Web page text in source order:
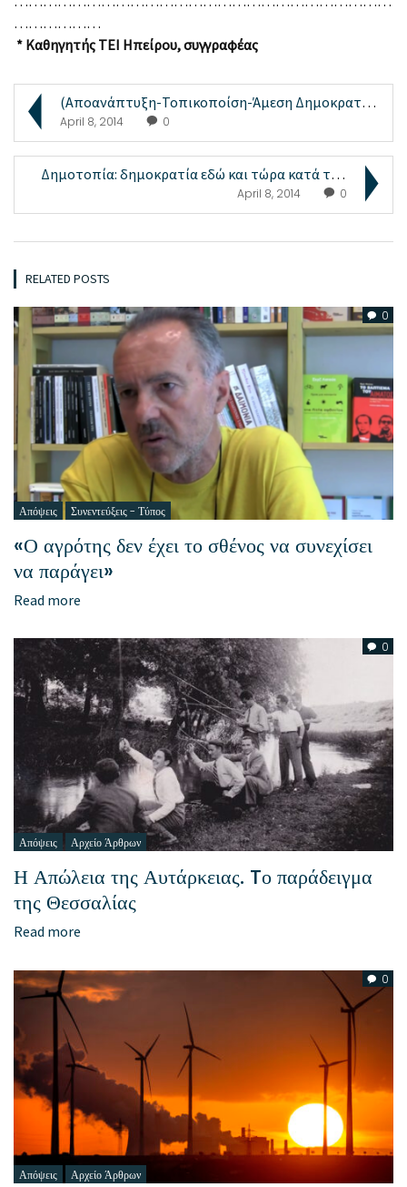
………………
* Καθηγητής ΤΕΙ Ηπείρου, συγγραφέας
(Αποανάπτυξη-Τοπικοποίση-Άμεση Δημοκρατία) Εκδήλωσ...
April 8, 2014 0
Δημοτοπία: δημοκρατία εδώ και τώρα κατά τόπους
April 8, 2014 0
RELATED POSTS
0
Απόψεις Συνεντεύξεις - Τύπος
«Ο αγρότης δεν έχει το σθένος να συνεχίσει
να παράγει»
Read more
0
Απόψεις Αρχείο Άρθρων
Η Απώλεια της Αυτάρκειας. Tο παράδειγμα
της Θεσσαλίας
Read more
0
Απόψεις Αρχείο Άρθρων